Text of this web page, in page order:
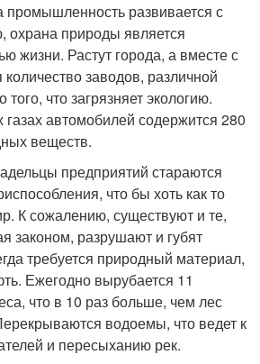
промышленность развивается с
охрана природы является
жизни. Растут города, а вместе с
заводов, различной
что загрязняет экологию.
автомобилей содержится 280
веществ.
предприятий стараются
что бы хоть как то
К сожалению, существуют и те,
законом, разрушают и губят
требуется природный материал,
Ежегодно вырубается 11
что в 10 раз больше, чем лес
водоемы, что ведет к
и пересыханию рек.